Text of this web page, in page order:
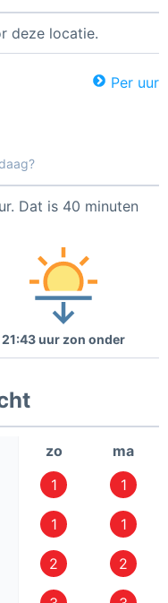
deze locatie.
Per uur
Dat is 40 minuten
21:43 uur zon onder
zo
ma
1 1
1 1
2 2